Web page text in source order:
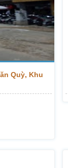
Quỳ, Khu